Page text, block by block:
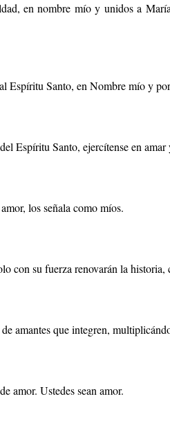
en nombre mío y unidos a
Espíritu Santo, en Nombre mío y
Espíritu Santo, ejercítense en amar
los señala como míos.
con su fuerza renovarán la
amantes que integren,
amor. Ustedes sean amor.